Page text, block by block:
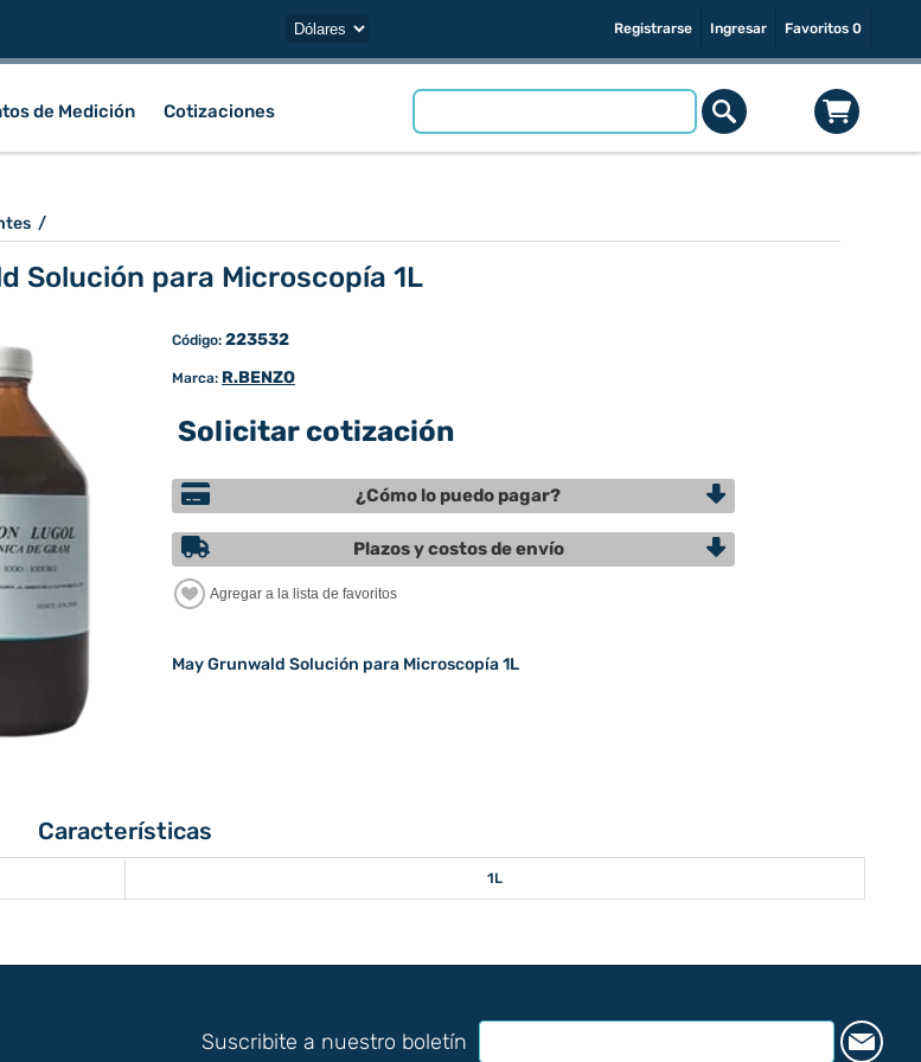
Registrarse Ingresar Favoritos 0
de Medición Cotizaciones
/
Solución para Microscopía 1L
Código: 223532
Marca: R.BENZO
Solicitar cotización
¿Cómo lo puedo pagar?
Plazos y costos de envío
May Grunwald Solución para Microscopía 1L
Características
1L
Suscribite a nuestro boletín